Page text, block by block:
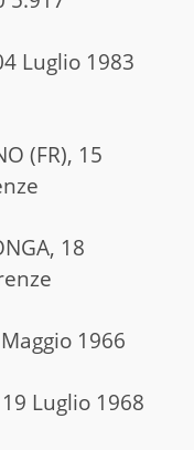
Luglio 1983
(FR), 15
18
1966
19 Luglio 1968